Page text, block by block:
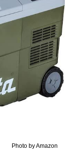
Photo by Amazon